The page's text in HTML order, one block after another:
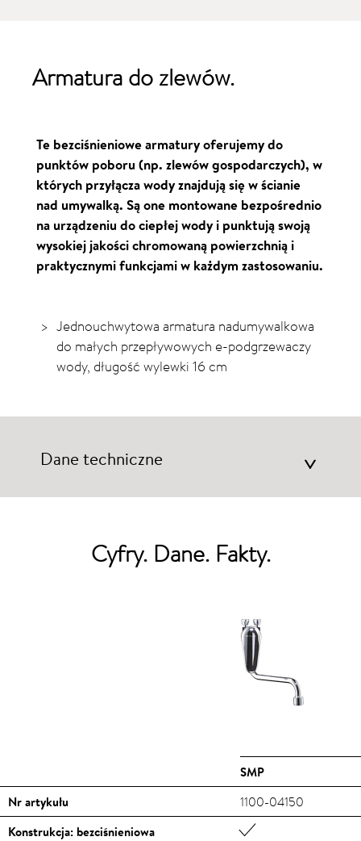
Armatura do zlewów.
Te bezciśnieniowe armatury oferujemy do
punktów poboru (np. zlewów gospodarczych), w
których przyłącza wody znajdują się w ścianie
nad umywalką. Są one montowane bezpośrednio
na urządzeniu do ciepłej wody i punktują swoją
wysokiej jakości chromowaną powierzchnią i
praktycznymi funkcjami w każdym zastosowaniu.
Jednouchwytowa armatura nadumywalkowa
do małych przepływowych e-podgrzewaczy
wody, długość wylewki 16 cm
Dane techniczne >
Cyfry. Dane. Fakty.
SMP
Nr artykułu
Konstrukcja: bezciśnieniowa
1100-04150